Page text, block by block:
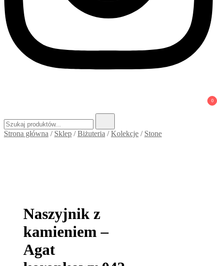
0
Szukaj:
Strona główna / Sklep /Biżuteria /Kolekcje / Stone
Naszyjnik z
kamieniem –
Agat